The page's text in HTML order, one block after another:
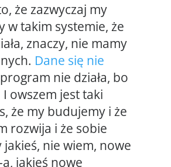
że zazwyczaj my
w takim systemie, że
znaczy, nie mamy
Dane się nie
nie działa, bo
I owszem jest taki
że my budujemy i że
rozwija i że sobie
nie wiem, nowe
jakieś nowe